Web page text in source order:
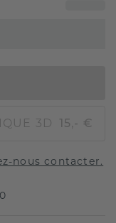
3D 15,- €
nous contacter.